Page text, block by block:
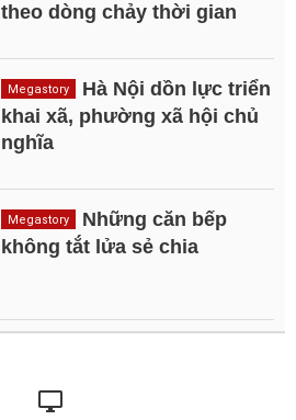
theo dòng chảy thời gian
Megastory
Hà Nội dồn lực triển
khai xã, phường xã hội chủ
nghĩa
Megastory
Những căn bếp
không tắt lửa sẻ chia